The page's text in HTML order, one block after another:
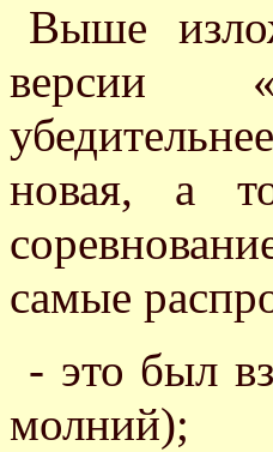
Выше
версии
новая, а
самые
- это был
молний);